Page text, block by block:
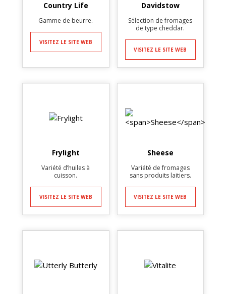
Country Life
Gamme de beurre.
VISITEZ LE SITE WEB
Davidstow
Sélection de fromages
de type cheddar.
VISITEZ LE SITE WEB
Frylight
Variété d’huiles à
cuisson.
VISITEZ LE SITE WEB
Sheese
Variété de fromages
sans produits laitiers.
VISITEZ LE SITE WEB